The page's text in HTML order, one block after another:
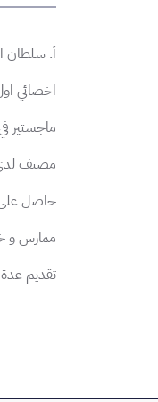
أ. سلطان
اخصائي
ماجستير
مصنف
حاصل
ممارس و
تقديم